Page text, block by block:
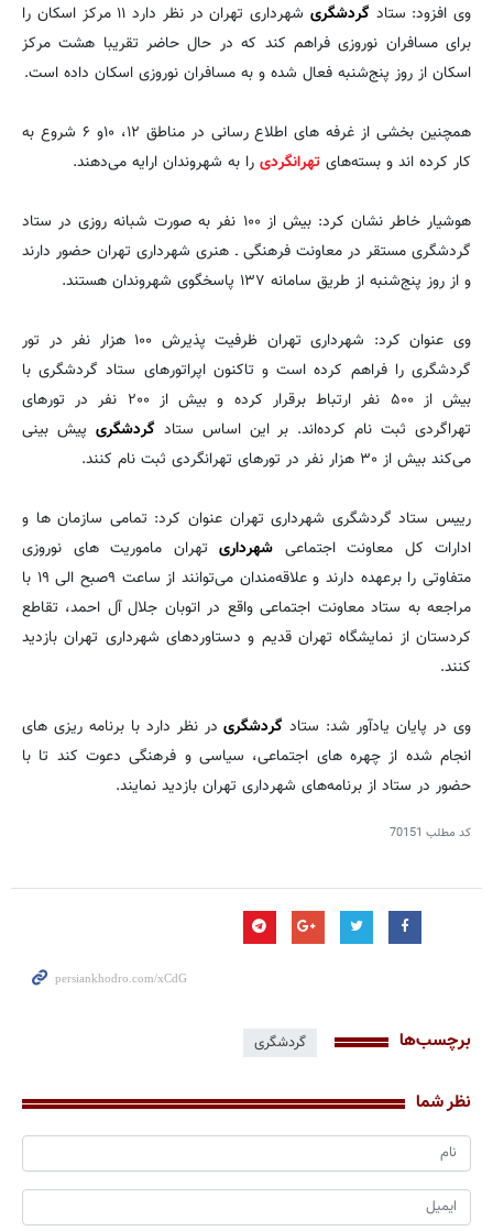
وی افزود: ستاد گردشگری
شهرداری تهران در نظر دارد ۱۱ مرکز اسکان را
برای مسافران نوروزی فراهم کند که در حال حاضر تقریبا هشت مرکز
اسکان از روز پنج‌شنبه فعال شده و به مسافران نوروزی اسکان داده است.
همچنین بخشی از غرفه های اطلاع رسانی در مناطق ۱۲، ۱۰و ۶ شروع به
کار کرده اند و بسته‌های تهرانگردی را به شهروندان ارایه می‌دهند.
هوشیار خاطر نشان کرد: بیش از ۱۰۰ نفر به صورت شبانه روزی در ستاد
گردشگری مستقر در معاونت فرهنگی ـ هنری شهرداری تهران حضور دارند
و از روز پنج‌شنبه از طریق سامانه ۱۳۷ پاسخگوی شهروندان هستند.
وی عنوان کرد: شهرداری تهران ظرفیت پذیرش ۱۰۰ هزار نفر در تور
گردشگری را فراهم کرده است و تاکنون اپراتورهای ستاد گردشگری با
بیش از ۵۰۰ نفر ارتباط برقرار کرده و بیش از ۲۰۰ نفر در تورهای
تهراگردی ثبت نام کرده‌اند. بر این اساس ستاد گردشگری پیش بینی
می‌کند بیش از ۳۰ هزار نفر در تورهای تهرانگردی ثبت نام کنند.
رییس ستاد گردشگری شهرداری تهران عنوان کرد: تمامی سازمان ها و
ادارات کل معاونت اجتماعی شهرداری تهران ماموریت های نوروزی
متفاوتی را برعهده دارند و علاقه‌مندان می‌توانند از ساعت ۹صبح الی ۱۹ با
مراجعه به ستاد معاونت اجتماعی واقع در اتوبان جلال آل احمد، تقاطع
کردستان از نمایشگاه تهران قدیم و دستاوردهای شهرداری تهران بازدید
کنند.
وی در پایان یادآور شد: ستاد گردشگریدر نظر دارد با برنامه ریزی های
انجام شده از چهره های اجتماعی، سیاسی و فرهنگی دعوت کند تا با
حضور در ستاد از برنامه‌های شهرداری تهران بازدید نمایند.
کد مطلب 70151
برچسب‌ها گردشگری
نظر شما